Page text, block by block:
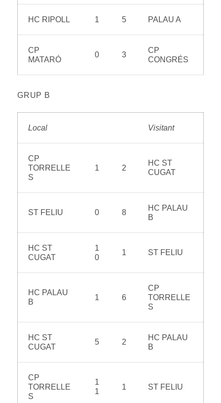
HC RIPOLL 1 5 PALAU A
CP
MATARÓ
0 3
CP
CONGRÉS
GRUP B
Local Visitant
CP
TORRELLE
S
1 2
HC ST
CUGAT
ST FELIU 0 8
HC PALAU
B
HC ST
CUGAT
1
0
1 ST FELIU
HC PALAU
B
1 6
CP
TORRELLE
S
HC ST
CUGAT
5 2
HC PALAU
B
CP
TORRELLE
S
1
1
1 ST FELIU